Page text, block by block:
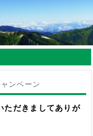
ンペーン
ただきましてありが